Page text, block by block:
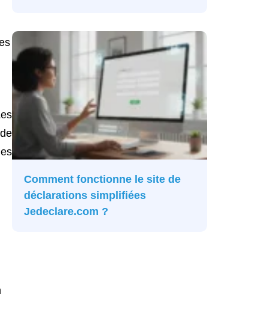
Comment fonctionne le site de
déclarations simplifiées
Jedeclare.com ?